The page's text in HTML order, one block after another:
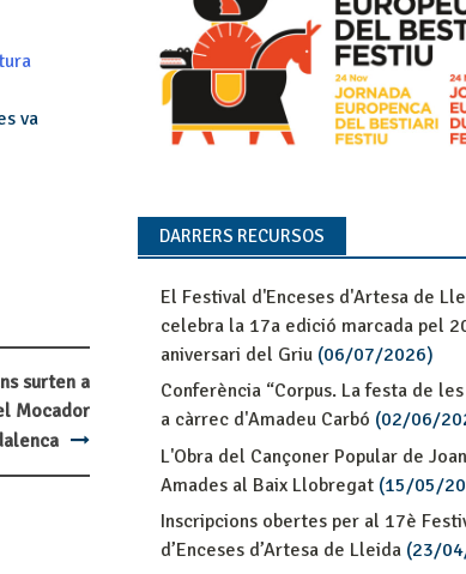
va
surten a
Mocador
DARRERS RECURSOS
El Festival d'Enceses d'Artesa de
celebra la 17a edició marcada pel
aniversari del Griu(06/07/2026)
Conferència “Corpus. La festa de
a càrrec d'Amadeu Carbó (02/06/
L'Obra del Cançoner Popular de Joan
Amades al Baix Llobregat(15/05/
Inscripcions obertes per al 17è
d’Enceses d’Artesa de Lleida(23/